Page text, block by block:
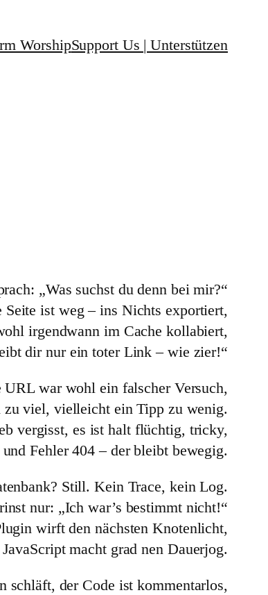
WorshipSupport Us | Unterstützen
„Was suchst du denn bei mir?“
Seite ist weg – ins Nichts exportiert,
irgendwann im Cache kollabiert,
dir nur ein toter Link – wie zier!“
URL war wohl ein falscher Versuch,
zu viel, vielleicht ein Tipp zu wenig.
vergisst, es ist halt flüchtig, tricky,
und Fehler 404 – der bleibt bewegig.
Still. Kein Trace, kein Log.
nur: „Ich war’s bestimmt nicht!“
wirft den nächsten Knotenlicht,
JavaScript macht grad nen Dauerjog.
schläft, der Code ist kommentarlos,